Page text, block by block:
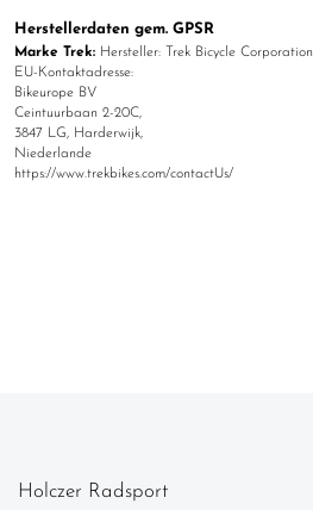
Herstellerdaten gem. GPSR
Marke Trek: Hersteller: Trek Bicycle Corporation
EU-Kontaktadresse:
Bikeurope BV
Ceintuurbaan 2-20C,
3847 LG, Harderwijk,
Niederlande
https://www.trekbikes.com/contactUs/
Holczer Radsport